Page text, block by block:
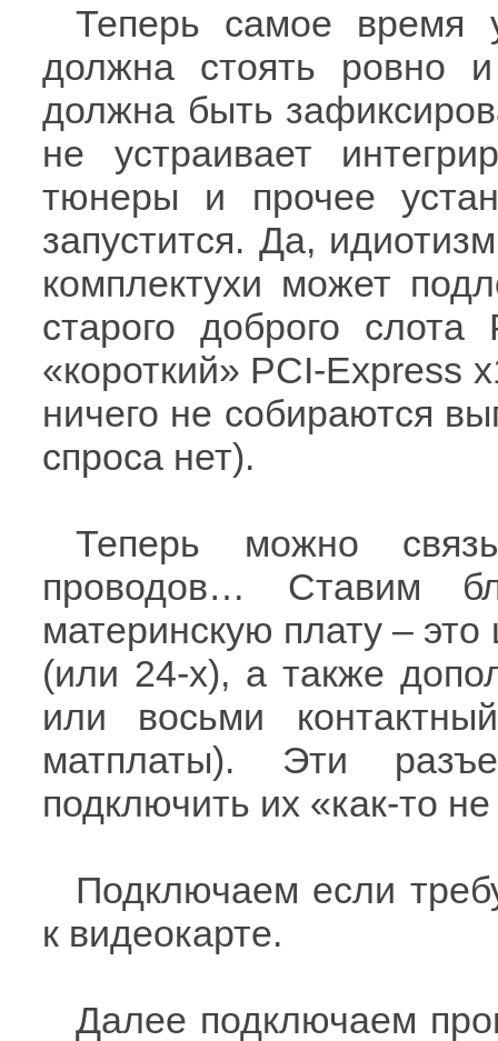
Теперь самое время
должна стоять ровно
должна быть
не устраивает
тюнеры и прочее
запустится. Да,
комплектухи может
старого доброго
«короткий» PCI-Express
ничего не собираются
спроса нет).
Теперь можно
проводов… Ставим
материнскую плату –
(или 24-х), а также
или восьми
матплаты). Эти
подключить их «как-то
Подключаем если
к видеокарте.
Далее подключаем